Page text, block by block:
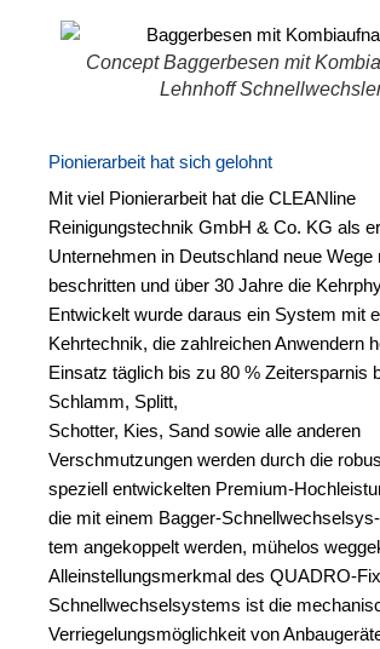
Concept Baggerbesen mit
Lehnhoff
Pionierarbeit hat sich gelohnt
Mit viel Pionierarbeit hat die CLEANline
Reinigungstechnik GmbH & Co. KG als
Unternehmen in Deutschland neue Wege
beschritten und über 30 Jahre die
Entwickelt wurde daraus ein System mit
Kehrtechnik, die zahlreichen Anwendern
Einsatz täglich bis zu 80 % Zeitersparnis
Schlamm, Splitt,
Schotter, Kies, Sand sowie alle anderen
Verschmutzungen werden durch die
speziell entwickelten Premium-
die mit einem Bagger-Schnellwechselsys-
tem angekoppelt werden, mühelos
Alleinstellungsmerkmal des QUADRO-
Schnellwechselsystems ist die
Verriegelungsmöglichkeit von